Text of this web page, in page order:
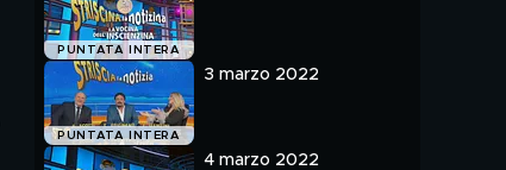
PUNTATA INTERA
PUNTATA INTERA
3 marzo 2022
4 marzo 2022